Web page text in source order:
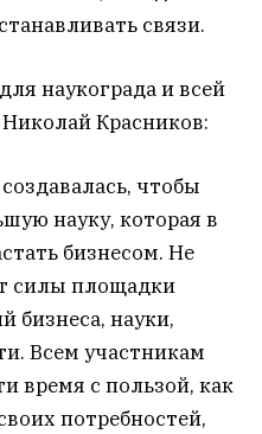
связи.
наукограда и всей
Красников:
чтобы
науку, которая в
бизнесом. Не
силы площадки
бизнеса, науки,
Всем участникам
время с пользой, как
потребностей,